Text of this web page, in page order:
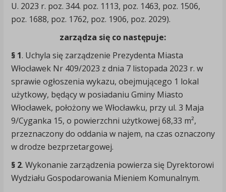
U. 2023 r. poz. 344. poz. 1113, poz. 1463, poz. 1506,
poz. 1688, poz. 1762, poz. 1906, poz. 2029).
zarządza się co następuje:
§ 1. Uchyla się zarządzenie Prezydenta Miasta
Włocławek Nr 409/2023 z dnia 7 listopada 2023 r. w
sprawie ogłoszenia wykazu, obejmującego 1 lokal
użytkowy, będący w posiadaniu Gminy Miasto
Włocławek, położony we Włocławku, przy ul. 3 Maja
9/Cyganka 15, o powierzchni użytkowej 68,33 m²,
przeznaczony do oddania w najem, na czas oznaczony
w drodze bezprzetargowej.
§ 2. Wykonanie zarządzenia powierza się Dyrektorowi
Wydziału Gospodarowania Mieniem Komunalnym.